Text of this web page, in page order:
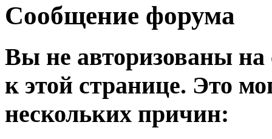
Сообщение форума
Вы не авторизованы на
к этой странице. Это
нескольких причин: